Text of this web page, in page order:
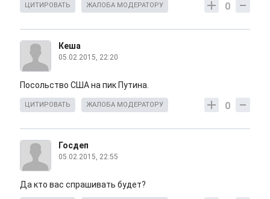
0
ЦИТИРОВАТЬ ЖАЛОБА МОДЕРАТОРУ
Кеша
05.02.2015, 22:20
Посольство США на пик Путина.
0
ЦИТИРОВАТЬ ЖАЛОБА МОДЕРАТОРУ
Госдеп
05.02.2015, 22:55
Да кто вас спрашивать будет?